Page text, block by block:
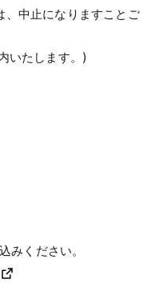
、中止になりますことご
いたします。)
みください。